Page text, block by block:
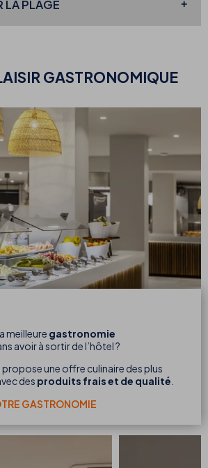
LA PLAGE
GASTRONOMIQUE
meilleure gastronomie
avoir à sortir de l’hôtel ?
propose une offre culinaire des plus
des produits frais et de qualité
GASTRONOMIE